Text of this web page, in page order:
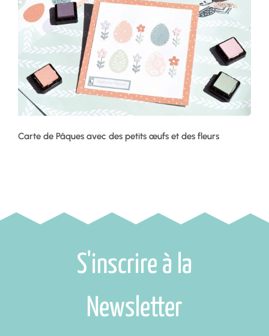
Carte de Pâques avec des petits œufs et des fleurs
S'inscrire à la
Newsletter